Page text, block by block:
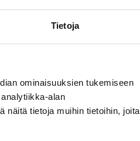
Tietoja
ominaisuuksien tukemiseen
alan
näitä tietoja muihin tietoihin, joita